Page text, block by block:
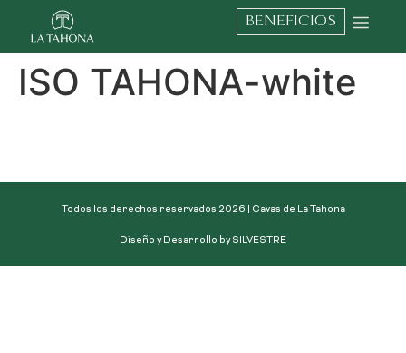
BENEFICIOS
ISO TAHONA-white
Todos los derechos reservados 2026 | Cavas de La Tahona
Diseño y Desarrollo by SILVESTRE